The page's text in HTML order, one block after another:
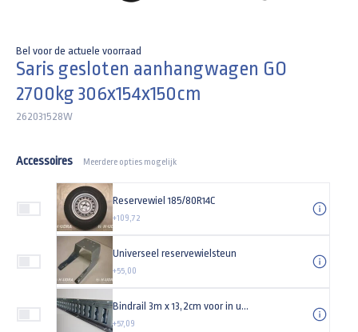
Bel voor de actuele voorraad
Saris gesloten aanhangwagen GO
2700kg 306x154x150cm
262031528W
Accessoires Meerdere opties mogelijk
Reservewiel 185/80R14C
+109,72
Universeel reservewielsteun
+55,00
Bindrail 3m x 13,2cm voor in uw aanhangwagen
+57,09